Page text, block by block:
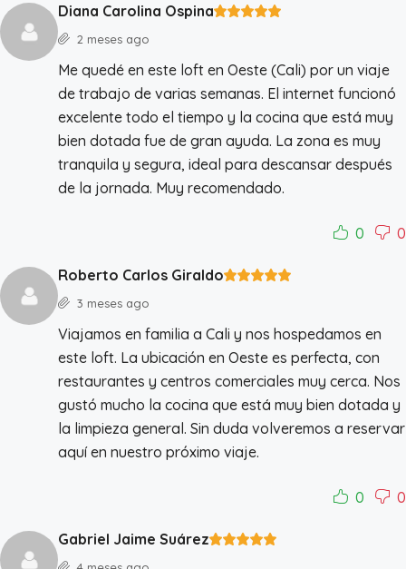
Diana Carolina Ospina
2 meses ago
Me quedé en este loft en Oeste (Cali) por un viaje
de trabajo de varias semanas. El internet funcionó
excelente todo el tiempo y la cocina que está muy
bien dotada fue de gran ayuda. La zona es muy
tranquila y segura, ideal para descansar después
de la jornada. Muy recomendado.
0 0
Roberto Carlos Giraldo
3 meses ago
Viajamos en familia a Cali y nos hospedamos en
este loft. La ubicación en Oeste es perfecta, con
restaurantes y centros comerciales muy cerca. Nos
gustó mucho la cocina que está muy bien dotada y
la limpieza general. Sin duda volveremos a reservar
aquí en nuestro próximo viaje.
0 0
Gabriel Jaime Suárez